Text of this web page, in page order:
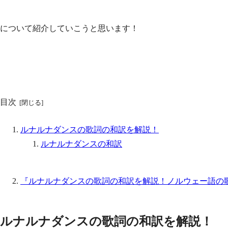
について紹介していこうと思います！
目次
ルナルナダンスの歌詞の和訳を解説！
ルナルナダンスの和訳
『ルナルナダンスの歌詞の和訳を解説！ノルウェー語の
ルナルナダンスの歌詞の和訳を解説！